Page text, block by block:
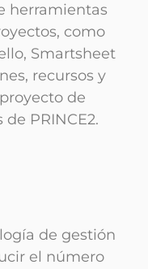
herramientas
como
Smartsheet
recursos y
de
PRINCE2.
de gestión
el número